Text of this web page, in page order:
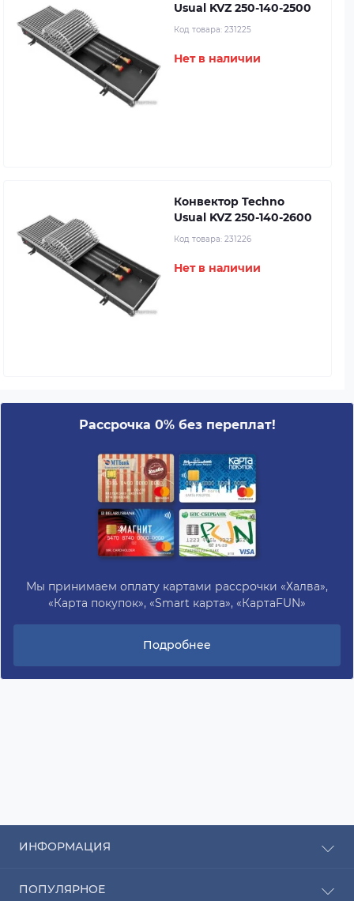
Usual KVZ 250-140-2500
Код товара: 231225
Нет в наличии
Конвектор Techno
Usual KVZ 250-140-2600
Код товара: 231226
Нет в наличии
Рассрочка 0% без переплат!
Мы принимаем оплату картами рассрочки «Халва»,
«Карта покупок», «Smart карта», «КартаFUN»
Подробнее
ИНФОРМАЦИЯ
Оплата
ПОПУЛЯРНОЕ